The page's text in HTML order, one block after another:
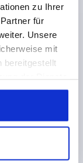
zu Ihrer
für
Unsere
mit
bereitgestellt